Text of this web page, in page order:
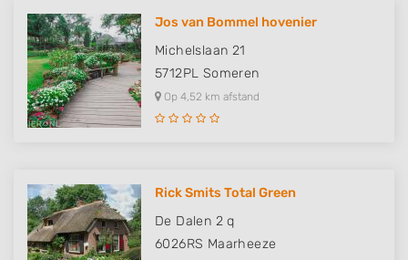
Jos van Bommel hovenier
Michelslaan 21
5712PL Someren
Op 4,52 km afstand
Rick Smits Total Green
De Dalen 2 q
6026RS Maarheeze